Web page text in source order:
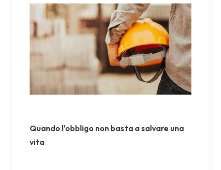
Quando l'obbligo non basta a salvare una
vita